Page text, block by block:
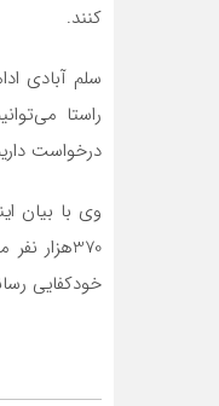
کنند.
سلم آبادی
راستا
درخواست
خودکفایی